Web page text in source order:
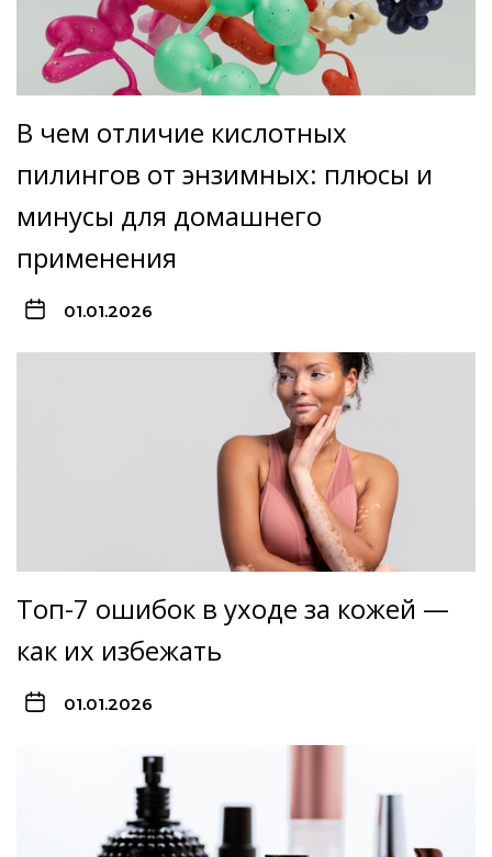
В чем отличие кислотных
пилингов от энзимных: плюсы и
минусы для домашнего
применения
01.01.2026
Топ-7 ошибок в уходе за кожей —
как их избежать
01.01.2026